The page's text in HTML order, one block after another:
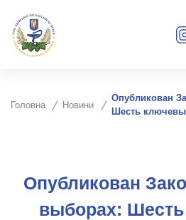
Головна Новини
Опубликован
Шесть
Опубликован
выборах: